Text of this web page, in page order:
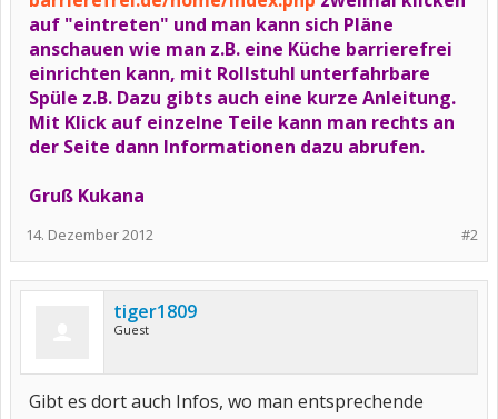
auf "eintreten" und man kann sich Pläne
anschauen wie man z.B. eine Küche barrierefrei
einrichten kann, mit Rollstuhl unterfahrbare
Spüle z.B. Dazu gibts auch eine kurze Anleitung.
Mit Klick auf einzelne Teile kann man rechts an
der Seite dann Informationen dazu abrufen.
Gruß Kukana
#2
14. Dezember 2012
tiger1809
Guest
Gibt es dort auch Infos, wo man entsprechende